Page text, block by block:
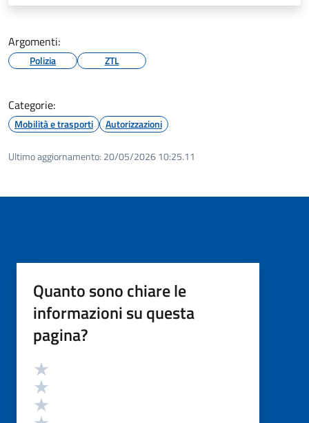
Argomenti:
Polizia ZTL
Categorie:
Mobilità e trasporti Autorizzazioni
Ultimo aggiornamento: 20/05/2026 10:25.11
Quanto sono chiare le
informazioni su questa
pagina?
Valutazione